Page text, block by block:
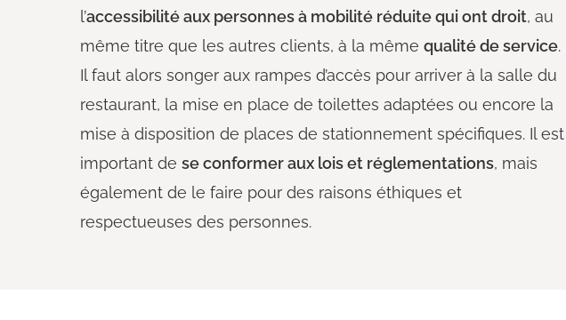
l’accessibilité aux personnes à mobilité réduite qui ont droit, au
même titre que les autres clients, à la mêmequalité de service.
Il faut alors songer aux rampes d’accès pour arriver à la salle du
restaurant, la mise en place de toilettes adaptées ou encore la
mise à disposition de places de stationnement spécifiques. Il est
important dese conformer aux lois et réglementations, mais
également de le faire pour des raisons éthiques et
respectueuses des personnes.